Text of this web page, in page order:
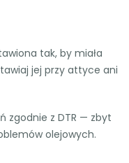
tak, by miała
jej przy attyce ani
zgodnie z DTR — zbyt
olejowych.